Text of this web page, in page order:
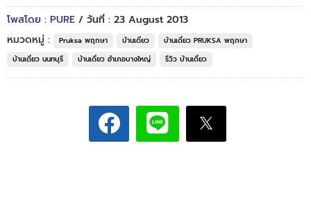
โพสโดย : PURE / วันที่ : 23 August 2013
หมวดหมู่ :
Pruksa พฤกษา บ้านเดี่ยว
บ้านเดี่ยว PRUKSA พฤกษา
บ้านเดี่ยว นนทบุรี
บ้านเดี่ยว อำเภอบางใหญ่ รีวิว บ้านเดี่ยว